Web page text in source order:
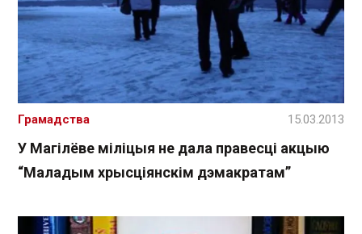
У Магілёве міліцыя не дала правесці акцыю
“Маладым хрысціянскім дэмакратам”
Грамадства 15.03.2013